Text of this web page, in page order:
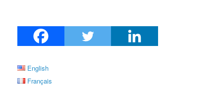
English
Français